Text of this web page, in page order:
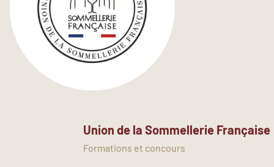
Union de la Sommellerie Française
Formations et concours